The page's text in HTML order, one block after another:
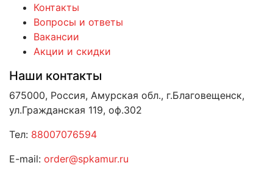
Контакты
Вопросы и ответы
Вакансии
Акции и скидки
Наши контакты
675000, Россия, Амурская обл., г.Благовещенск,
ул.Гражданская 119, оф.302
Тел: 88007076594
E-mail: order@spkamur.ru